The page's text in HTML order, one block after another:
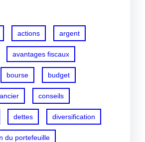
actions argent
avantages fiscaux
bourse budget
conseils
dettes diversification
du portefeuille